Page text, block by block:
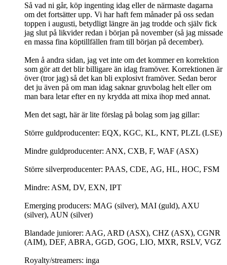
Så vad ni går, köp ingenting idag eller de närmaste dagarna
om det fortsätter upp. Vi har haft fem månader på oss sedan
toppen i augusti, betydligt längre än jag trodde och själv fick
jag slut på likvider redan i början på november (så jag missade
en massa fina köptillfällen fram till början på december).
Men å andra sidan, jag vet inte om det kommer en korrektion
som gör att det blir billigare än idag framöver. Korrektionen är
över (tror jag) så det kan bli explosivt framöver. Sedan beror
det ju även på om man idag saknar gruvbolag helt eller om
man bara letar efter en ny krydda att mixa ihop med annat.
Men det sagt, här är lite förslag på bolag som jag gillar:
Större guldproducenter: EQX, KGC, KL, KNT, PLZL (LSE)
Mindre guldproducenter: ANX, CXB, F, WAF (ASX)
Större silverproducenter: PAAS, CDE, AG, HL, HOC, FSM
Mindre: ASM, DV, EXN, IPT
Emerging producers: MAG (silver), MAI (guld), AXU
(silver), AUN (silver)
Blandade juniorer: AAG, ARD (ASX), CHZ (ASX), CGNR
(AIM), DEF, ABRA, GGD, GOG, LIO, MXR, RSLV, VGZ
Royalty/streamers: inga